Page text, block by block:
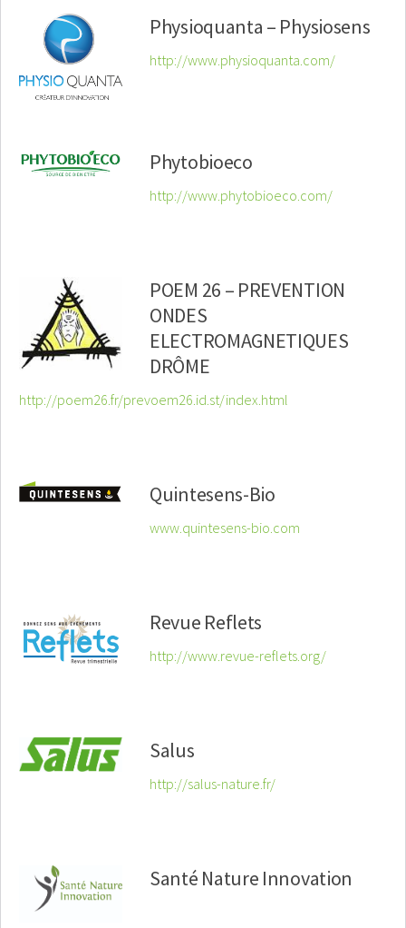
Physioquanta – Physiosens
http://www.physioquanta.com/
Phytobioeco
http://www.phytobioeco.com/
POEM 26 – PREVENTION
ONDES
ELECTROMAGNETIQUES
DRÔME
http://poem26.fr/prevoem26.id.st/index.html
Quintesens-Bio
www.quintesens-bio.com
Revue Reflets
http://www.revue-reflets.org/
Salus
http://salus-nature.fr/
Santé Nature Innovation